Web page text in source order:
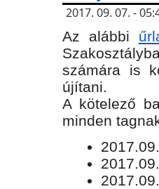
2017. 09. 07. -
Az alábbi
számára is
újítani.
​A kötelező
minden